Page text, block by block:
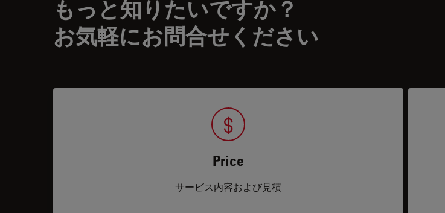
もっと知りたいですか？
お気軽にお問合せください
Price
サービス内容および見積